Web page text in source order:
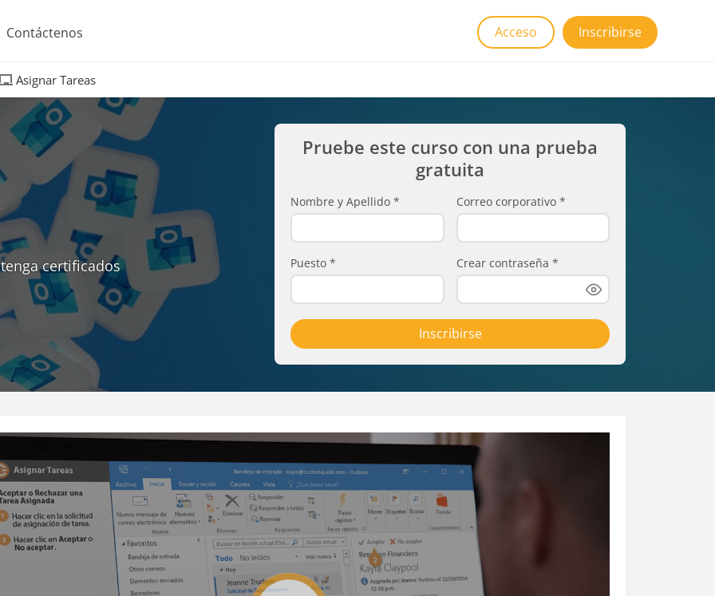
Contáctenos Acceso Inscribirse
Asignar Tareas
certificados
Pruebe este curso con una prueba
gratuita
Nombre y Apellido * Correo corporativo *
Puesto * Crear contraseña *
Inscribirse